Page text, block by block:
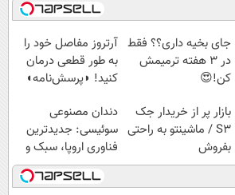
پرداخت اقساطی
💳 📍 تهران
دیجیتال |
پرداخت در 4
قسط |📍 تهران
جای بخیه داری؟؟ فقط
در 3 هفته ترمیمش
کن!😍
آرتروز مفاصل خود را
به طور قطعی درمان
کنید! ◗پرسش‌نامه◖
بازار پر از خریدار جک
S3 / ماشینتو به راحتی
بفروش
دندان مصنوعی
سوئیسی: جدیدترین
فناوری اروپا، سبک و
مقاوم | پرداخت
قسطی